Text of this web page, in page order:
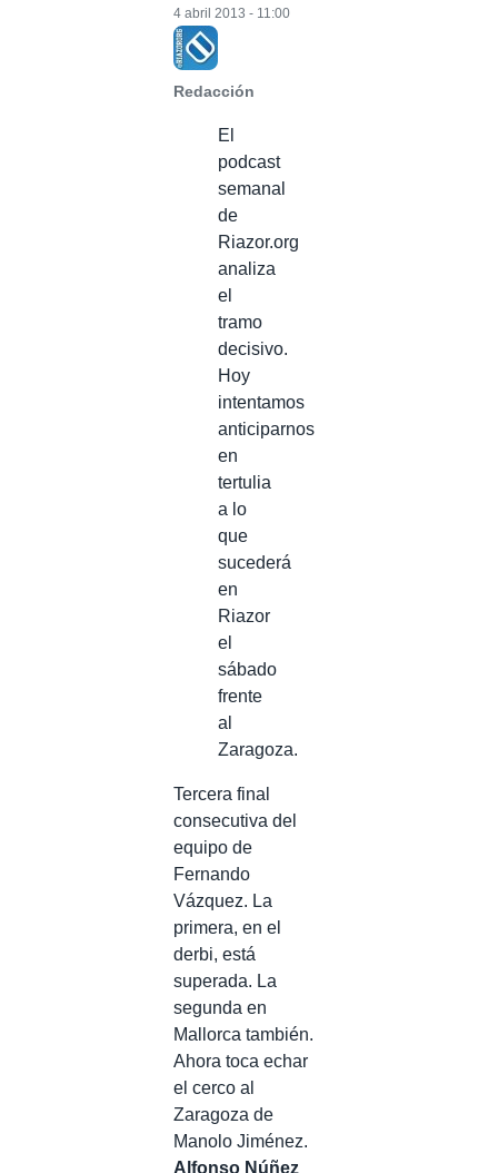
Redacción
4 abril 2013 - 11:00
El
podcast
semanal
de
Riazor.org
analiza
el
tramo
decisivo.
Hoy
intentamos
anticiparnos
en
tertulia
a lo
que
sucederá
en
Riazor
el
sábado
frente
al
Zaragoza.
Tercera final
consecutiva del
equipo de
Fernando
Vázquez. La
primera, en el
derbi, está
superada. La
segunda en
Mallorca también.
Ahora toca echar
el cerco al
Zaragoza de
Manolo Jiménez.
Alfonso Núñez